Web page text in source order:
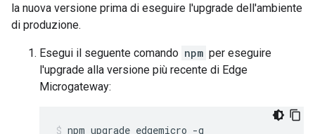
la nuova versione prima di eseguire l'upgrade dell'ambiente
di produzione.
Esegui il seguente comando npm per eseguire
l'upgrade alla versione più recente di Edge
Microgateway:
npm upgrade edgemicro -g